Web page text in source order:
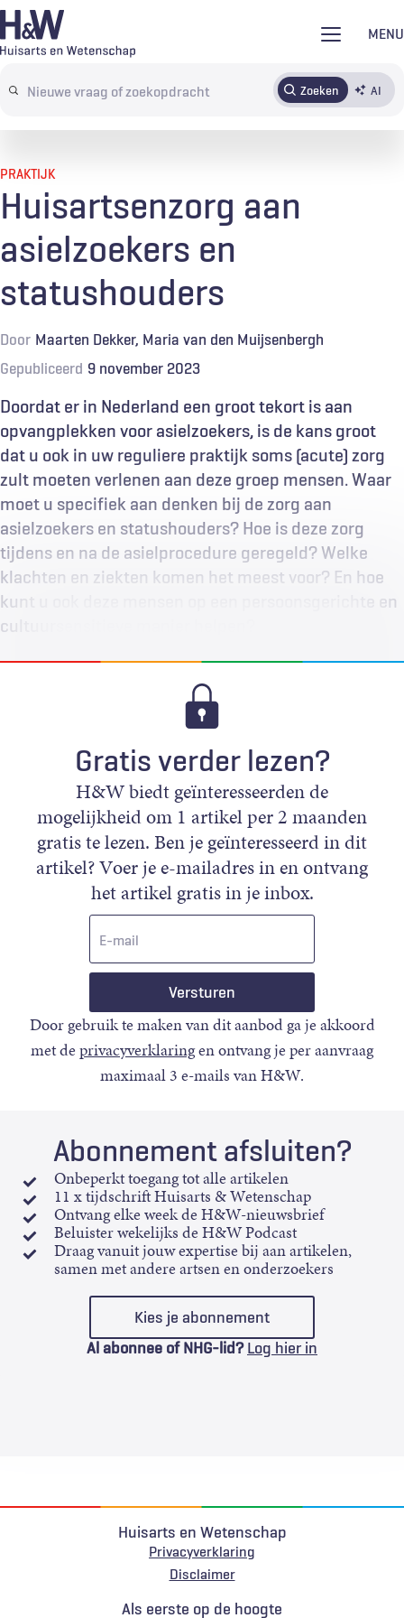
Overslaan
en
de
MENU
Search
terms
Zoeken AI
AbonnerenTijdschrift Inloggen
PRAKTIJK
Huisartsenzorg aan
asielzoekers en
statushouders
Door Maarten Dekker Maria van den Muijsenbergh
Gepubliceerd 9 november 2023
Doordat er in Nederland een groot tekort is aan
opvangplekken voor asielzoekers, is de kans groot
dat u ook in uw reguliere praktijk soms (acute) zorg
zult moeten verlenen aan deze groep mensen. Waar
moet u specifiek aan denken bij de zorg aan
asielzoekers en statushouders? Hoe is deze zorg
tijdens en na de asielprocedure geregeld? Welke
klachten en ziekten komen het meest voor? En hoe
kunt u ook deze mensen op een persoonsgerichte en
cultuursensitieve manier helpen?
Gratis verder lezen?
H&W biedt geïnteresseerden de
mogelijkheid om 1 artikel per 2 maanden
gratis te lezen. Ben je geïnteresseerd in dit
artikel? Voer je e-mailadres in en ontvang
het artikel gratis in je inbox.
Door gebruik te maken van dit aanbod ga je akkoord
met deprivacyverklaringen ontvang je per aanvraag
maximaal 3 e-mails van H&W.
Abonnement afsluiten?
Onbeperkt toegang tot alle artikelen
11 x tijdschrift Huisarts & Wetenschap
Ontvang elke week de H&W-nieuwsbrief
Beluister wekelijks de H&W Podcast
Draag vanuit jouw expertise bij aan artikelen,
samen met andere artsen en onderzoekers
Kies je abonnement
Al abonnee of NHG-lid? Log hier in
Huisarts en Wetenschap
Privacyverklaring
Voet
Disclaimer
Als eerste op de hoogte